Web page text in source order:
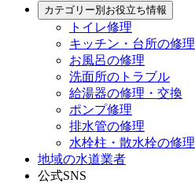
カテゴリー別お役立ち情報
トイレ修理
キッチン・台所の修理
お風呂の修理
洗面所のトラブル
給湯器の修理・交換
ポンプ修理
排水管の修理
水栓柱・散水栓の修理
地域の水道業者
公式SNS